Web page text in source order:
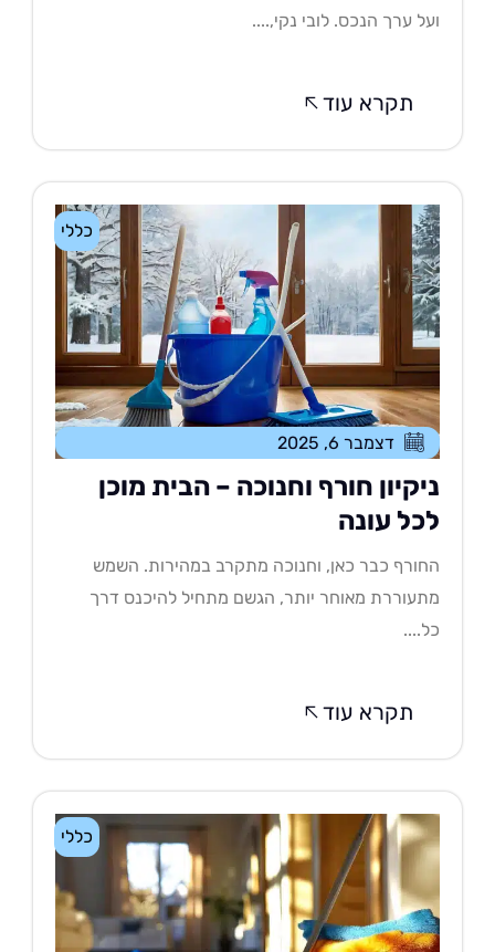
ערך הנכס. לובי נקי,....
תקרא עוד
כללי
דצמבר 6, 2025
חורף וחנוכה – הבית מוכן
עונה
כבר כאן, וחנוכה מתקרב במהירות. השמש
מאוחר יותר, הגשם מתחיל להיכנס דרך
תקרא עוד
כללי